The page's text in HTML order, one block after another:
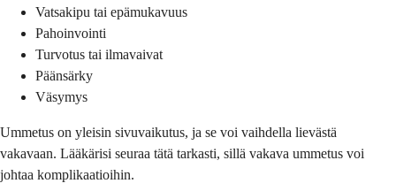
Vatsakipu tai epämukavuus
Pahoinvointi
Turvotus tai ilmavaivat
Päänsärky
Väsymys
Ummetus on yleisin sivuvaikutus, ja se voi vaihdella lievästä
vakavaan. Lääkärisi seuraa tätä tarkasti, sillä vakava ummetus voi
johtaa komplikaatioihin.